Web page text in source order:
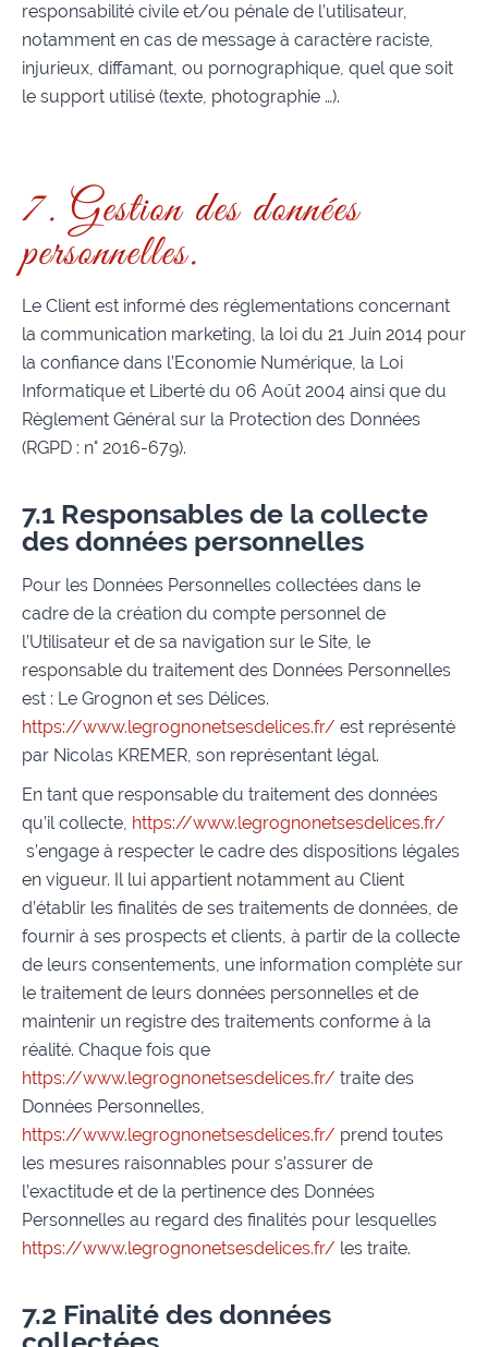
responsabilité civile et/ou pénale de l’utilisateur,
notamment en cas de message à caractère raciste,
injurieux, diffamant, ou pornographique, quel que soit
le support utilisé (texte, photographie …).
7. Gestion des données
personnelles.
Le Client est informé des réglementations concernant
la communication marketing, la loi du 21 Juin 2014 pour
la confiance dans l’Economie Numérique, la Loi
Informatique et Liberté du 06 Août 2004 ainsi que du
Règlement Général sur la Protection des Données
(RGPD : n° 2016-679).
7.1 Responsables de la collecte
des données personnelles
Pour les Données Personnelles collectées dans le
cadre de la création du compte personnel de
l’Utilisateur et de sa navigation sur le Site, le
responsable du traitement des Données Personnelles
est : Le Grognon et ses Délices.
https://www.legrognonetsesdelices.fr/ est représenté
par Nicolas KREMER, son représentant légal.
En tant que responsable du traitement des données
qu’il collecte, https://www.legrognonetsesdelices.fr/
s’engage à respecter le cadre des dispositions légales
en vigueur. Il lui appartient notamment au Client
d’établir les finalités de ses traitements de données, de
fournir à ses prospects et clients, à partir de la collecte
de leurs consentements, une information complète sur
le traitement de leurs données personnelles et de
maintenir un registre des traitements conforme à la
réalité. Chaque fois que
https://www.legrognonetsesdelices.fr/ traite des
Données Personnelles,
https://www.legrognonetsesdelices.fr/ prend toutes
les mesures raisonnables pour s’assurer de
l’exactitude et de la pertinence des Données
Personnelles au regard des finalités pour lesquelles
https://www.legrognonetsesdelices.fr/ les traite.
7.2 Finalité des données